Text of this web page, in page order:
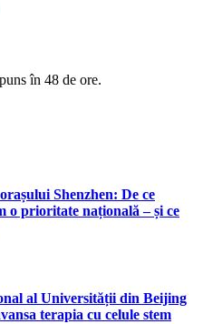
în 48 de ore.
Shenzhen: De ce
o prioritate națională – și ce
al Universității din Beijing
terapia cu celule stem